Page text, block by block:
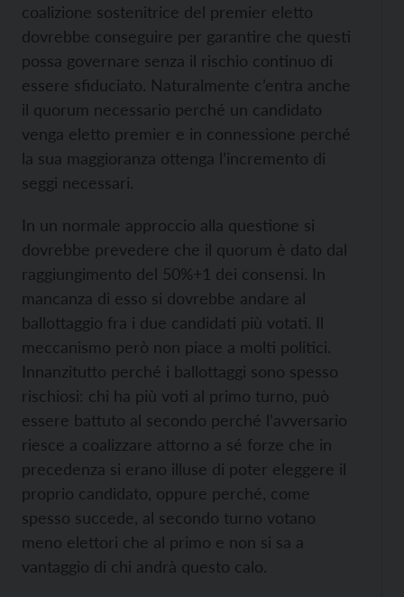
coalizione sostenitrice del premier eletto
dovrebbe conseguire per garantire che questi
possa governare senza il rischio continuo di
essere sfiduciato. Naturalmente c’entra anche
il quorum necessario perché un candidato
venga eletto premier e in connessione perché
la sua maggioranza ottenga l’incremento di
seggi necessari.
In un normale approccio alla questione si
dovrebbe prevedere che il quorum è dato dal
raggiungimento del 50%+1 dei consensi. In
mancanza di esso si dovrebbe andare al
ballottaggio fra i due candidati più votati. Il
meccanismo però non piace a molti politici.
Innanzitutto perché i ballottaggi sono spesso
rischiosi: chi ha più voti al primo turno, può
essere battuto al secondo perché l’avversario
riesce a coalizzare attorno a sé forze che in
precedenza si erano illuse di poter eleggere il
proprio candidato, oppure perché, come
spesso succede, al secondo turno votano
meno elettori che al primo e non si sa a
vantaggio di chi andrà questo calo.